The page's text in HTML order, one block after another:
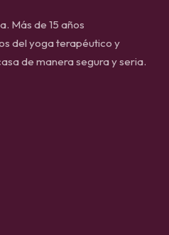
Más de 15 años
del yoga terapéutico y
de manera segura y seria.